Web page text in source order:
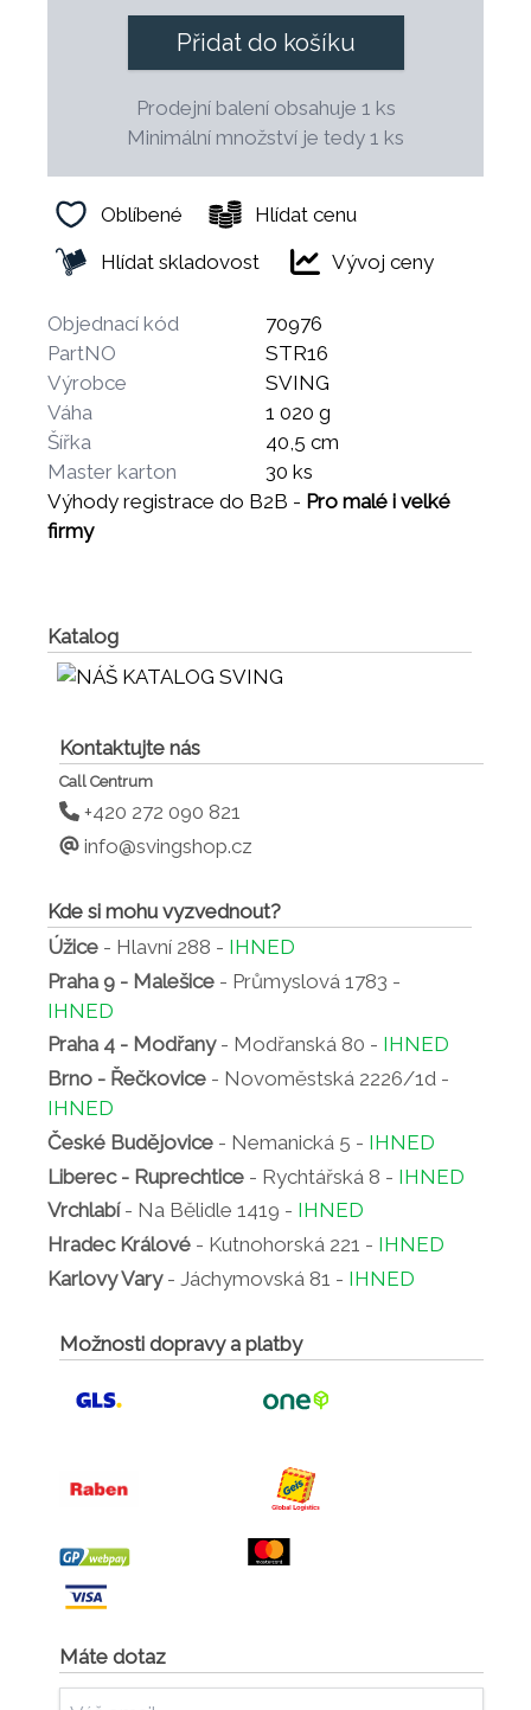
Přidat do košíku
Prodejní balení obsahuje 1 ks
Minimální množství je tedy 1 ks
Oblíbené
Hlídat cenu
Hlídat skladovost
Vývoj ceny
Objednací kód
70976
PartNO
STR16
Výrobce
SVING
Váha
1 020 g
Šířka
40,5 cm
Master karton
30 ks
Výhody registrace do B2B - Pro malé i velké
firmy
Katalog
Kontaktujte nás
Call Centrum
+420 272 090 821
info@svingshop.cz
Kde si mohu vyzvednout?
Úžice - Hlavní 288 - IHNED
Praha 9 - Malešice - Průmyslová 1783 -
IHNED
Praha 4 - Modřany- Modřanská 80 - IHNED
Brno - Řečkovice - Novoměstská 2226/1d -
IHNED
České Budějovice - Nemanická 5 - IHNED
Liberec - Ruprechtice - Rychtářská 8 - IHNED
Vrchlabí- Na Bělidle 1419 - IHNED
Hradec Králové - Kutnohorská 221 - IHNED
Karlovy Vary- Jáchymovská 81 - IHNED
Možnosti dopravy a platby
Máte dotaz